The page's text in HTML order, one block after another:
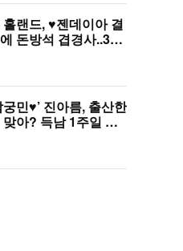
홀랜드, ♥︎젠데이아 결
돈방석 겹경사..350
궁민♥’ 진아름, 출산한
맞아? 득남 1주일 만